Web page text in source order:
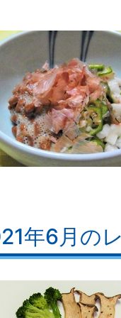
年6月の